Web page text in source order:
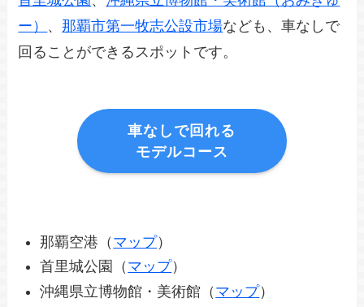
ー） 、那覇市第一牧志公設市場なども、車なしで
回ることができるスポットです。
車なしで回れる
モデルコース
那覇空港（ マップ）
首里城公園（ マップ）
沖縄県立博物館・美術館（ マップ）